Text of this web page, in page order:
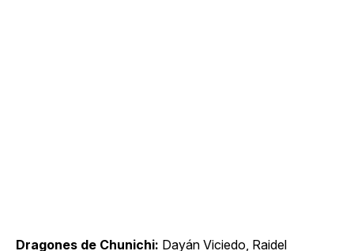
Dragones de Chunichi: Dayán Viciedo, Raidel